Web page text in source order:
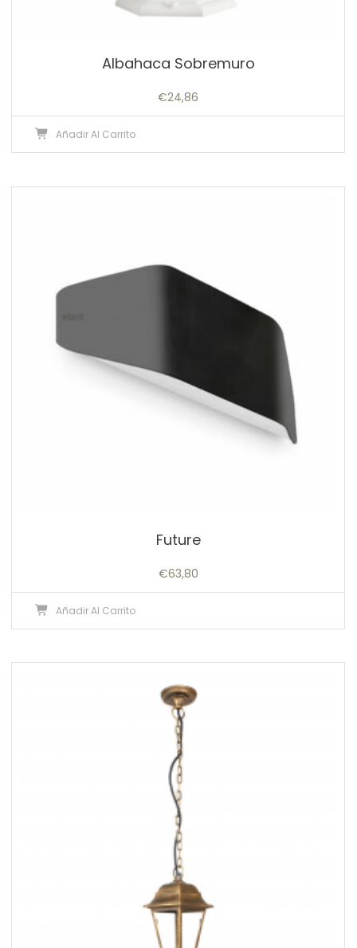
Albahaca Sobremuro
€24,86
Añadir Al Carrito
Future
€63,80
Añadir Al Carrito